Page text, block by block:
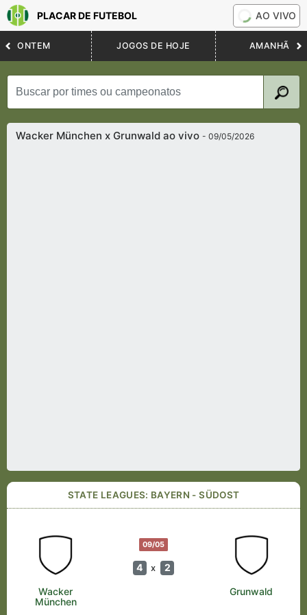
PLACAR DE FUTEBOL AO VIVO
ONTEM JOGOS DE HOJE AMANHÃ
Wacker München x Grunwald ao vivo- 09/05/2026
STATE LEAGUES: BAYERN - SÜDOST
09/05
4 x 2
Wacker
München
Grunwald